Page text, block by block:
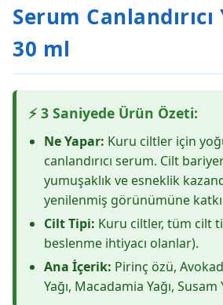
Serum
30 ml
⚡ 3 Saniyede Ürün Özeti:
Ne Yapar: Kuru ciltler için
canlandırıcı serum. Cilt
yumuşaklık ve esneklik
yenilenmiş görünümüne
Cilt Tipi: Kuru ciltler, tüm cilt
beslenme ihtiyacı olanlar).
Ana İçerik: Pirinç özü,
Yağı, Macadamia Yağı, Susam